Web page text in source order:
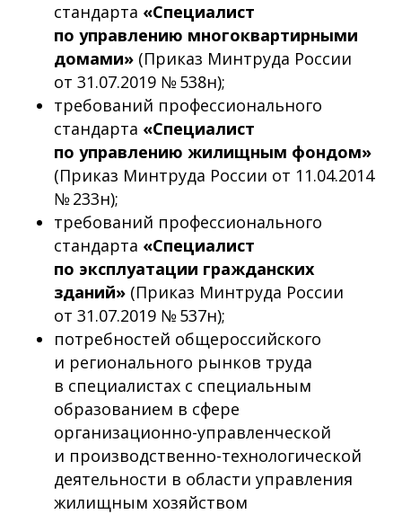
стандарта «Специалист
по управлению многоквартирными
домами» (Приказ Минтруда России
от 31.07.2019 № 538н);
требований профессионального
стандарта «Специалист
по управлению жилищным фондом»
(Приказ Минтруда России от 11.04.2014
№ 233н);
требований профессионального
стандарта «Специалист
по эксплуатации гражданских
зданий» (Приказ Минтруда России
от 31.07.2019 № 537н);
потребностей общероссийского
и регионального рынков труда
в специалистах с специальным
образованием в сфере
организационно-управленческой
и производственно-технологической
деятельности в области управления
жилищным хозяйством